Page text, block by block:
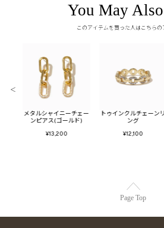
You May
このアイテムを買った人はこちらの
メタルシャイニーチェー
ンピアス(ゴールド)
¥13,200
トゥインクルチェーンリ
ング
¥12,100
＜
Page Top